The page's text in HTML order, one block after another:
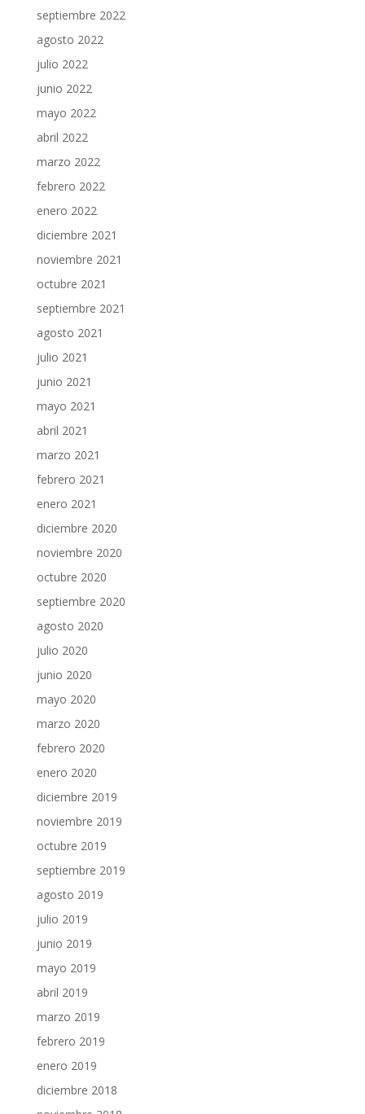
septiembre 2022
agosto 2022
julio 2022
junio 2022
mayo 2022
abril 2022
marzo 2022
febrero 2022
enero 2022
diciembre 2021
noviembre 2021
octubre 2021
septiembre 2021
agosto 2021
julio 2021
junio 2021
mayo 2021
abril 2021
marzo 2021
febrero 2021
enero 2021
diciembre 2020
noviembre 2020
octubre 2020
septiembre 2020
agosto 2020
julio 2020
junio 2020
mayo 2020
marzo 2020
febrero 2020
enero 2020
diciembre 2019
noviembre 2019
octubre 2019
septiembre 2019
agosto 2019
julio 2019
junio 2019
mayo 2019
abril 2019
marzo 2019
febrero 2019
enero 2019
diciembre 2018